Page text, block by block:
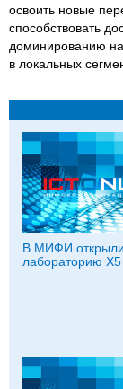
освоить новые
способствовать
доминированию
в локальных
В МИФИ открыли
лабораторию Х5